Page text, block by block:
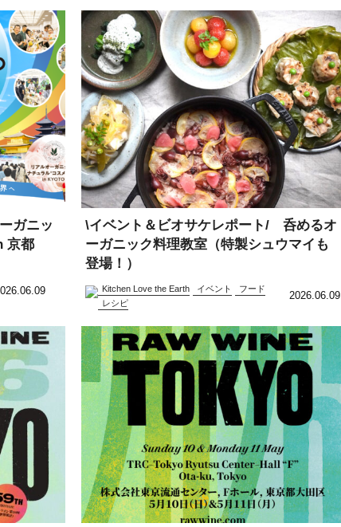
ガニッ
京都
\イベント＆ビオサケレポート/ 呑めるオ
ーガニック料理教室（特製シュウマイも
登場！）
Kitchen Love the Earth イベント
フード
レシピ
2026.06.09